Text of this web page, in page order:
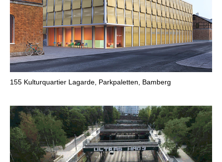
155 Kulturquartier Lagarde, Parkpaletten, Bamberg